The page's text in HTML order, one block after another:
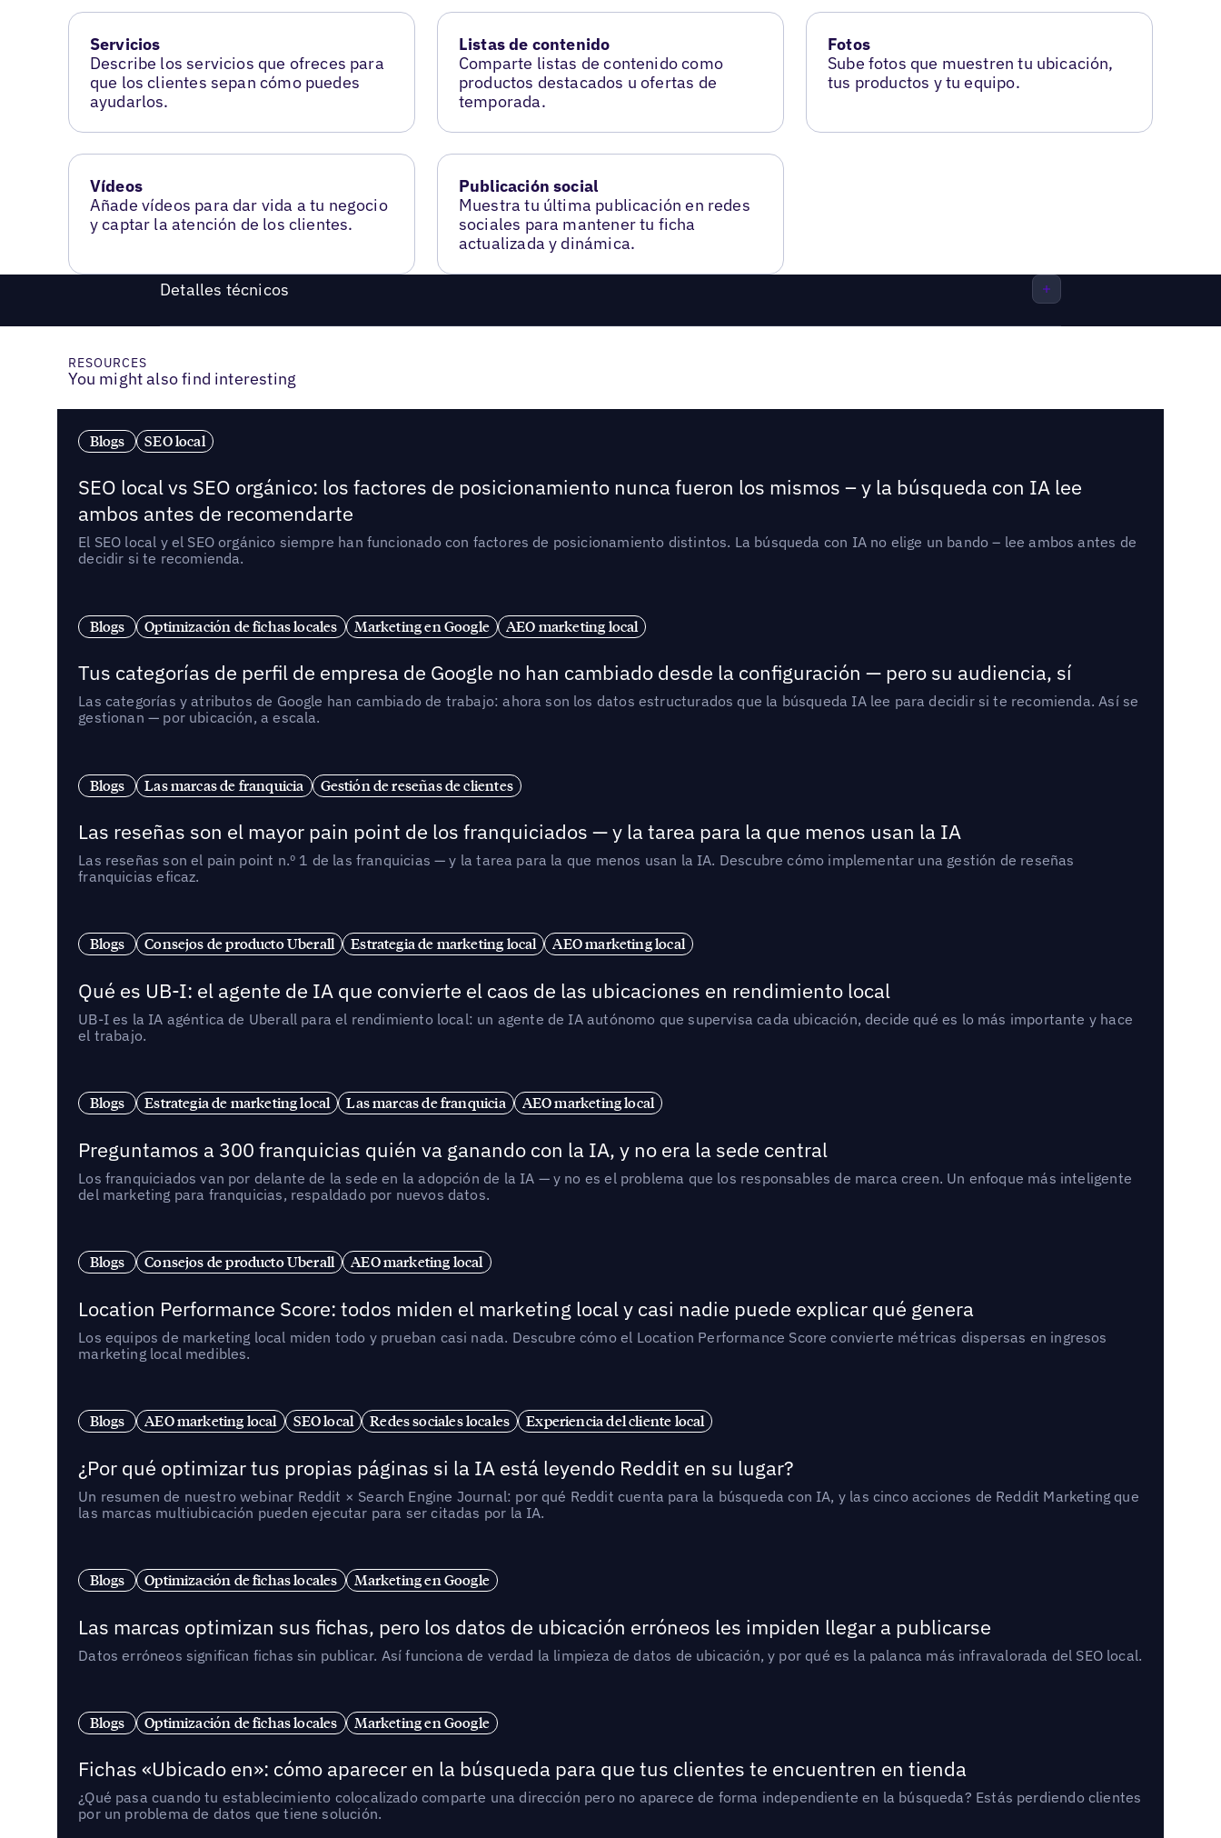
Servicios
Describe los servicios que ofreces para
que los clientes sepan cómo puedes
ayudarlos.
Listas de contenido
Comparte listas de contenido como
productos destacados u ofertas de
temporada.
Fotos
Sube fotos que muestren tu ubicación,
tus productos y tu equipo.
Vídeos
Añade vídeos para dar vida a tu negocio
y captar la atención de los clientes.
Publicación social
Muestra tu última publicación en redes
sociales para mantener tu ficha
actualizada y dinámica.
Detalles técnicos
RESOURCES
You might also find interesting
Blogs SEO local
SEO local vs SEO orgánico: los factores de posicionamiento nunca fueron los mismos – y la búsqueda con IA lee
ambos antes de recomendarte
El SEO local y el SEO orgánico siempre han funcionado con factores de posicionamiento distintos. La búsqueda con IA no elige un bando – lee ambos antes de
decidir si te recomienda.
Blogs Optimización de fichas locales Marketing en Google AEO marketing local
Tus categorías de perfil de empresa de Google no han cambiado desde la configuración — pero su audiencia, sí
Las categorías y atributos de Google han cambiado de trabajo: ahora son los datos estructurados que la búsqueda IA lee para decidir si te recomienda. Así se
gestionan — por ubicación, a escala.
Blogs Las marcas de franquicia Gestión de reseñas de clientes
Las reseñas son el mayor pain point de los franquiciados — y la tarea para la que menos usan la IA
Las reseñas son el pain point n.º 1 de las franquicias — y la tarea para la que menos usan la IA. Descubre cómo implementar una gestión de reseñas
franquicias eficaz.
Blogs Consejos de producto Uberall Estrategia de marketing local AEO marketing local
Qué es UB-I: el agente de IA que convierte el caos de las ubicaciones en rendimiento local
UB-I es la IA agéntica de Uberall para el rendimiento local: un agente de IA autónomo que supervisa cada ubicación, decide qué es lo más importante y hace
el trabajo.
Blogs Estrategia de marketing local Las marcas de franquicia AEO marketing local
Preguntamos a 300 franquicias quién va ganando con la IA, y no era la sede central
Los franquiciados van por delante de la sede en la adopción de la IA — y no es el problema que los responsables de marca creen. Un enfoque más inteligente
del marketing para franquicias, respaldado por nuevos datos.
Blogs Consejos de producto Uberall AEO marketing local
Location Performance Score: todos miden el marketing local y casi nadie puede explicar qué genera
Los equipos de marketing local miden todo y prueban casi nada. Descubre cómo el Location Performance Score convierte métricas dispersas en ingresos
marketing local medibles.
Blogs AEO marketing local SEO local Redes sociales locales Experiencia del cliente local
¿Por qué optimizar tus propias páginas si la IA está leyendo Reddit en su lugar?
Un resumen de nuestro webinar Reddit × Search Engine Journal: por qué Reddit cuenta para la búsqueda con IA, y las cinco acciones de Reddit Marketing que
las marcas multiubicación pueden ejecutar para ser citadas por la IA.
Blogs Optimización de fichas locales Marketing en Google
Las marcas optimizan sus fichas, pero los datos de ubicación erróneos les impiden llegar a publicarse
Datos erróneos significan fichas sin publicar. Así funciona de verdad la limpieza de datos de ubicación, y por qué es la palanca más infravalorada del SEO local.
Blogs Optimización de fichas locales Marketing en Google
Fichas «Ubicado en»: cómo aparecer en la búsqueda para que tus clientes te encuentren en tienda
¿Qué pasa cuando tu establecimiento colocalizado comparte una dirección pero no aparece de forma independiente en la búsqueda? Estás perdiendo clientes
por un problema de datos que tiene solución.